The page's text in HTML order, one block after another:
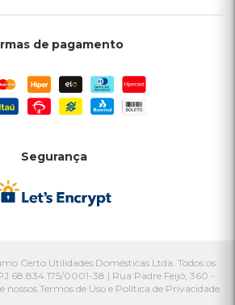
de pagamento
Segurança
Certo Utilidades Domésticas Ltda. Todos os
68.834.175/0001-38 | Rua Padre Feijó, 360 -
nossos Termos de Uso e Política de Privacidade.